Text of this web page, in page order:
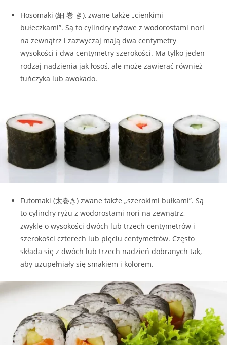
Hosomaki (細 巻 き), zwane także „cienkimi
bułeczkami”. Są to cylindry ryżowe z wodorostami nori
na zewnątrz i zazwyczaj mają dwa centymetry
wysokości i dwa centymetry szerokości. Ma tylko jeden
rodzaj nadzienia jak łosoś, ale może zawierać również
tuńczyka lub awokado.
Futomaki (太巻き) zwane także „szerokimi bułkami”. Są
to cylindry ryżu z wodorostami nori na zewnątrz,
zwykle o wysokości dwóch lub trzech centymetrów i
szerokości czterech lub pięciu centymetrów. Często
składa się z dwóch lub trzech nadzień dobranych tak,
aby uzupełniały się smakiem i kolorem.